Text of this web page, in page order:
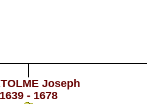
Joseph
1639 - 1678